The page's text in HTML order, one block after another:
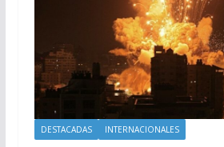
DESTACADAS INTERNACIONALES